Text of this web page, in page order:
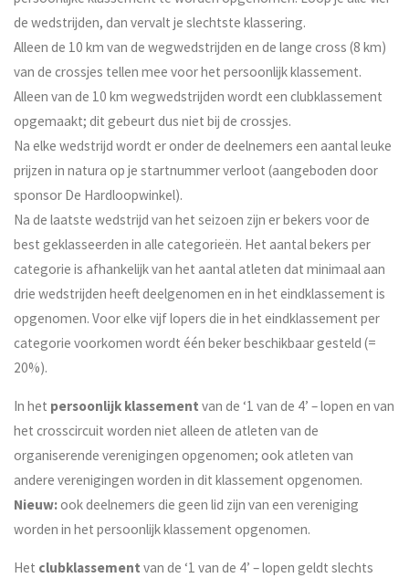
de wedstrijden, dan vervalt je slechtste klassering.
Alleen de 10 km van de wegwedstrijden en de lange cross (8 km)
van de crossjes tellen mee voor het persoonlijk klassement.
Alleen van de 10 km wegwedstrijden wordt een clubklassement
opgemaakt; dit gebeurt dus niet bij de crossjes.
Na elke wedstrijd wordt er onder de deelnemers een aantal leuke
prijzen in natura op je startnummer verloot (aangeboden door
sponsor De Hardloopwinkel).
Na de laatste wedstrijd van het seizoen zijn er bekers voor de
best geklasseerden in alle categorieën. Het aantal bekers per
categorie is afhankelijk van het aantal atleten dat minimaal aan
drie wedstrijden heeft deelgenomen en in het eindklassement is
opgenomen. Voor elke vijf lopers die in het eindklassement per
categorie voorkomen wordt één beker beschikbaar gesteld (=
20%).
In het persoonlijk klassement van de ‘1 van de 4’ – lopen en van
het crosscircuit worden niet alleen de atleten van de
organiserende verenigingen opgenomen; ook atleten van
andere verenigingen worden in dit klassement opgenomen.
Nieuw:ook deelnemers die geen lid zijn van een vereniging
worden in het persoonlijk klassement opgenomen.
Het clubklassementvan de ‘1 van de 4’ – lopen geldt slechts